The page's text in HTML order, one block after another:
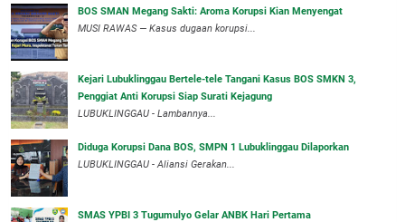
BOS SMAN Megang Sakti: Aroma Korupsi Kian Menyengat
MUSI RAWAS — Kasus dugaan korupsi...
Kejari Lubuklinggau Bertele-tele Tangani Kasus BOS SMKN 3,
Penggiat Anti Korupsi Siap Surati Kejagung
LUBUKLINGGAU - Lambannya...
Diduga Korupsi Dana BOS, SMPN 1 Lubuklinggau Dilaporkan
LUBUKLINGGAU - Aliansi Gerakan...
SMAS YPBI 3 Tugumulyo Gelar ANBK Hari Pertama